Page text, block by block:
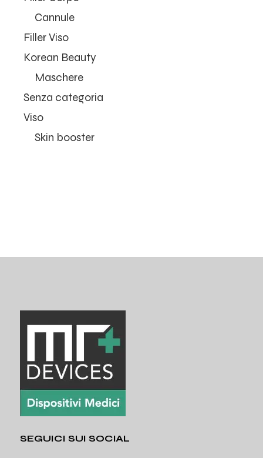
Cannule
Filler Viso
Korean Beauty
Maschere
Senza categoria
Viso
Skin booster
SEGUICI SUI SOCIAL